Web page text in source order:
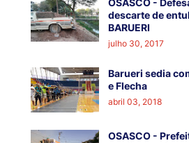
OSASCO -
descarte de
BARUERI
julho 30, 2017
Barueri sedia
e Flecha
abril 03, 2018
OSASCO -